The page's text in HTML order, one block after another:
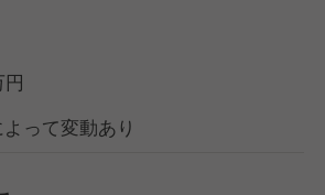
との両立もしやすい環境です。
較的通りやすく、メリハリをつけ
や性別、国籍に関係なく、すべて
行動を言語化・可視化し仲間にも
って変動あり